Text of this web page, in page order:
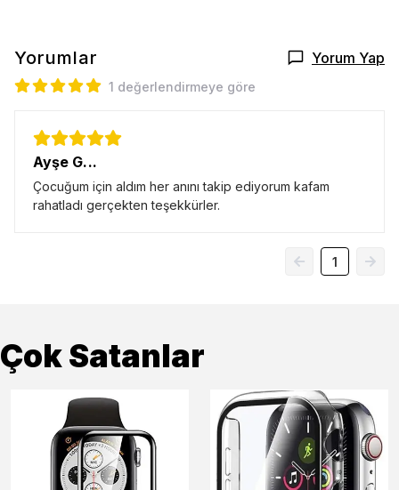
Yorumlar Yorum Yap
1 değerlendirmeye göre
Ayşe G...
Çocuğum için aldım her anını takip ediyorum kafam
rahatladı gerçekten teşekkürler.
1
Çok Satanlar